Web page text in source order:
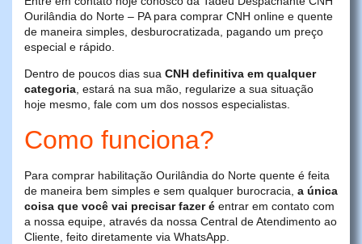
Ourilândia do Norte – PA para comprar CNH online e quente
de maneira simples, desburocratizada, pagando um preço
especial e rápido.
Dentro de poucos dias sua CNH definitiva em qualquer
categoria, estará na sua mão, regularize a sua situação
hoje mesmo, fale com um dos nossos especialistas.
Como funciona?
Para comprar habilitação Ourilândia do Norte quente é feita
de maneira bem simples e sem qualquer burocracia, a única
coisa que você vai precisar fazer é entrar em contato com
a nossa equipe, através da nossa Central de Atendimento ao
Cliente, feito diretamente via WhatsApp.